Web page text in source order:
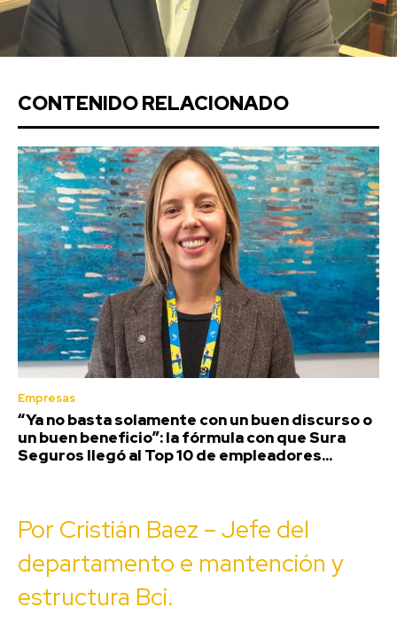
CONTENIDO RELACIONADO
Empresas
“Ya no basta solamente con un buen discurso o
un buen beneficio”: la fórmula con que Sura
Seguros llegó al Top 10 de empleadores...
Por Cristián Baez – Jefe del
departamento e mantención y
estructura Bci.